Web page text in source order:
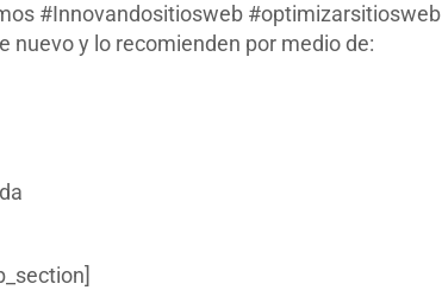
#Innovandositiosweb #optimizarsitiosweb
nuevo y lo recomienden por medio de: